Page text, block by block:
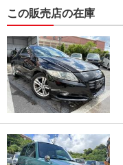
この販売店の在庫